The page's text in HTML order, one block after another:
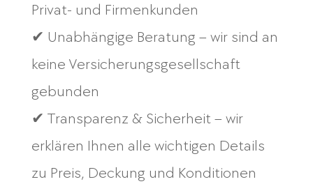
Privat- und Firmenkunden
✔ Unabhängige Beratung – wir sind an
keine Versicherungsgesellschaft
gebunden
✔ Transparenz & Sicherheit – wir
erklären Ihnen alle wichtigen Details
zu Preis, Deckung und Konditionen